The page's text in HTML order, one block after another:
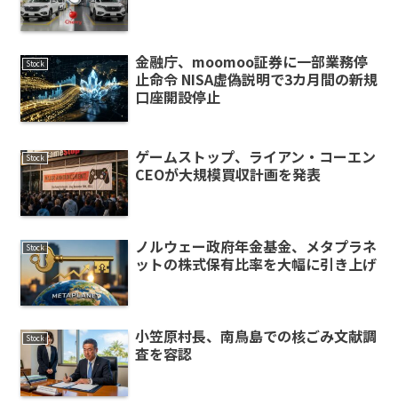
Stock
金融庁、moomoo証券に一部業務停
止命令 NISA虚偽説明で3カ月間の新規
口座開設停止
Stock
ゲームストップ、ライアン・コーエン
CEOが大規模買収計画を発表
Stock
ノルウェー政府年金基金、メタプラネ
ットの株式保有比率を大幅に引き上げ
Stock
小笠原村長、南鳥島での核ごみ文献調
査を容認